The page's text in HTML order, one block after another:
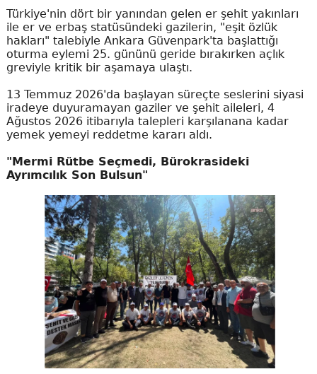
Türkiye'nin dört bir yanından gelen er şehit yakınları
ile er ve erbaş statüsündeki gazilerin, "eşit özlük
hakları" talebiyle Ankara Güvenpark'ta başlattığı
oturma eylemi 25. gününü geride bırakırken açlık
greviyle kritik bir aşamaya ulaştı.
13 Temmuz 2026'da başlayan süreçte seslerini siyasi
iradeye duyuramayan gaziler ve şehit aileleri, 4
Ağustos 2026 itibarıyla talepleri karşılanana kadar
yemek yemeyi reddetme kararı aldı.
"Mermi Rütbe Seçmedi, Bürokrasideki
Ayrımcılık Son Bulsun"